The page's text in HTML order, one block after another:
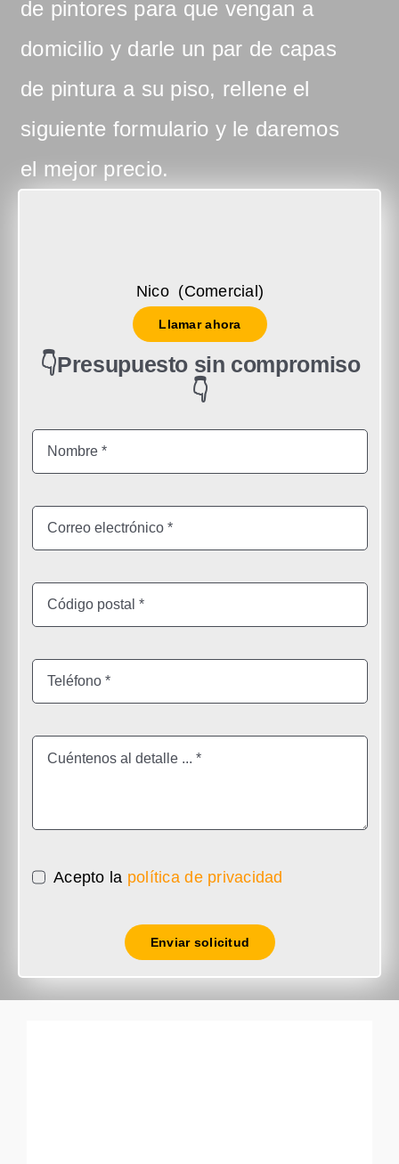
de pintores para que vengan a
domicilio y darle un par de capas
de pintura a su piso, rellene el
siguiente formulario y le daremos
el mejor precio.
Nico (Comercial)
Llamar ahora
👇Presupuesto sin compromiso
👇
Acepto la política de privacidad
Enviar solicitud